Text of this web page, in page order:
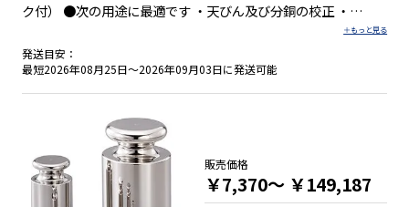
ク付） ●次の用途に最適です ・天びん及び分銅の校正 ・
ISO9000/14000シリーズの認証用設備 ・GMPに関するバリデ
ーション体系・HACCP計画導入用の設備 トレーサビリティ体
系図は、㈱村上衡器製作所のホームページより無償でダウンロ
発送目安：
最短2026年08月25日～2026年09月03日に発送可能
販売価格
￥7,370～ ￥149,187